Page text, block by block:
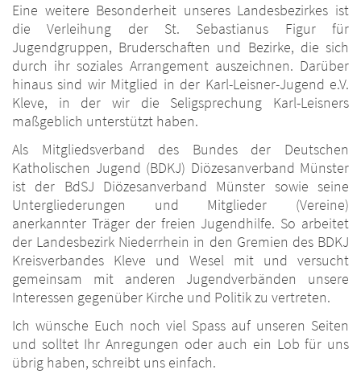
Eine weitere Besonderheit unseres Landesbezirkes ist
die Verleihung der St. Sebastianus Figur für
Jugendgruppen, Bruderschaften und Bezirke, die sich
durch ihr soziales Arrangement auszeichnen. Darüber
hinaus sind wir Mitglied in der Karl-Leisner-Jugend e.V.
Kleve, in der wir die Seligsprechung Karl-Leisners
maßgeblich unterstützt haben.
Als Mitgliedsverband des Bundes der Deutschen
Katholischen Jugend (BDKJ) Diözesanverband Münster
ist der BdSJ Diözesanverband Münster sowie seine
Untergliederungen und Mitglieder (Vereine)
anerkannter Träger der freien Jugendhilfe. So arbeitet
der Landesbezirk Niederrhein in den Gremien des BDKJ
Kreisverbandes Kleve und Wesel mit und versucht
gemeinsam mit anderen Jugendverbänden unsere
Interessen gegenüber Kirche und Politik zu vertreten.
Ich wünsche Euch noch viel Spass auf unseren Seiten
und solltet Ihr Anregungen oder auch ein Lob für uns
übrig haben, schreibt uns einfach.